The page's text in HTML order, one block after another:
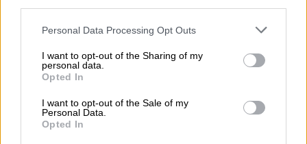
Please note that this website/app uses one or more Google
not limited to your visit or usage behaviour. You may click to
grant or deny consent to Google and its third-party tags to
use your data for below specified purposes in below Google
consent section.
Personal Data Processing Opt Outs
I want to opt-out of the Sharing of my
personal data.
Opted In
I want to opt-out of the Sale of my
Personal Data.
Opted In
Ουστίνοφ, με την υπενθύμιση ότι οι
σοβιετικοί επιστήμονες είχαν τη σχετική
τεχνογνωσία.
ΔΙΑΒΑΣΤΕ ΕΠΙΣΗΣ